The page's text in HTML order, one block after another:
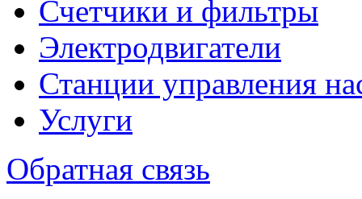
Счетчики и фильтры
Электродвигатели
Станции управления
Услуги
Обратная связь